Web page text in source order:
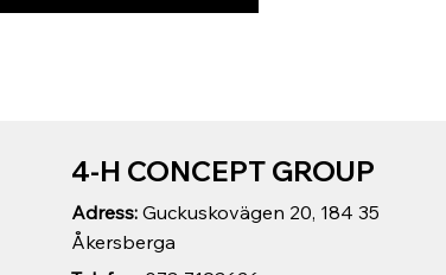
Adress: Guckuskovägen 20, 184 35
Åkersberga
4-H CONCEPT GROUP